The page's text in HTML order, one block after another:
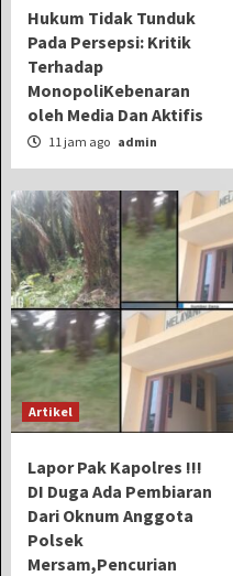
Hukum Tidak Tunduk
Pada Persepsi: Kritik
Terhadap
MonopoliKebenaran
oleh Media Dan Aktifis
11 jam ago admin
Artikel
Lapor Pak Kapolres !!!
DI Duga Ada Pembiaran
Dari Oknum Anggota
Polsek
Mersam,Pencurian